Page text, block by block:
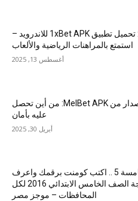
عنوان: تحميل تطبيق 1xBet APK للاندرويد –
استمتع بالمراهنات الرياضية والألعاب
أغسطس 13, 2025
أحدث إصدار من MelBet APK: من أين تحصل
عليه بأمان
أبريل 30, 2025
نتيجة خامسة 5 .. اكتب كومنت برقمك واعرف
نتيجة الصف الخامس الابتدائي 2016 لكل
المحافظات – موجز مصر